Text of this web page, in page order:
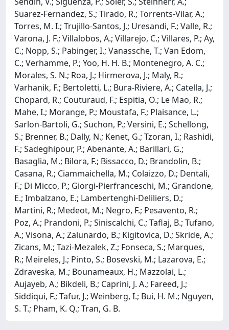
Suarez-Fernandez, S.; Tirado, R.; Torrents-Vilar, A.;
Torres, M. I.; Trujillo-Santos, J.; Uresandi, F.; Valle, R.;
Varona, J. F.; Villalobos, A.; Villarejo, C.; Villares, P.; Ay,
C.; Nopp, S.; Pabinger, I.; Vanassche, T.; Van Edom,
C.; Verhamme, P.; Yoo, H. H. B.; Montenegro, A. C.;
Morales, S. N.; Roa, J.; Hirmerova, J.; Maly, R.;
Varhanik, F.; Bertoletti, L.; Bura-Riviere, A.; Catella, J.;
Chopard, R.; Couturaud, F.; Espitia, O.; Le Mao, R.;
Mahe, I.; Morange, P.; Moustafa, F.; Plaisance, L.;
Sarlon-Bartoli, G.; Suchon, P.; Versini, E.; Schellong,
S.; Brenner, B.; Dally, N.; Kenet, G.; Tzoran, I.; Rashidi,
F.; Sadeghipour, P.; Abenante, A.; Barillari, G.;
Basaglia, M.; Bilora, F.; Bissacco, D.; Brandolin, B.;
Casana, R.; Ciammaichella, M.; Colaizzo, D.; Dentali,
F.; Di Micco, P.; Giorgi-Pierfranceschi, M.; Grandone,
E.; Imbalzano, E.; Lambertenghi-Deliliers, D.;
Martini, R.; Medeot, M.; Negro, F.; Pesavento, R.;
Poz, A.; Prandoni, P.; Siniscalchi, C.; Taflaj, B.; Tufano,
A.; Visona, A.; Zalunardo, B.; Kigitovica, D.; Skride, A.;
Zicans, M.; Tazi-Mezalek, Z.; Fonseca, S.; Marques,
R.; Meireles, J.; Pinto, S.; Bosevski, M.; Lazarova, E.;
Zdraveska, M.; Bounameaux, H.; Mazzolai, L.;
Aujayeb, A.; Bikdeli, B.; Caprini, J. A.; Fareed, J.;
Siddiqui, F.; Tafur, J.; Weinberg, I.; Bui, H. M.; Nguyen,
S. T.; Pham, K. Q.; Tran, G. B.